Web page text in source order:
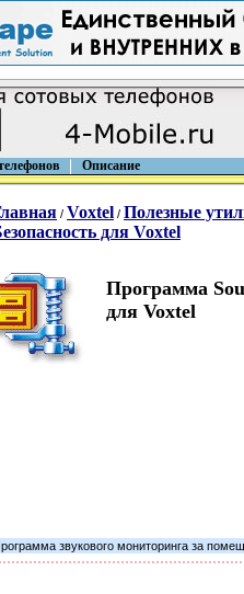
Описание
/ Voxtel / Полезные
для Voxtel
Программа
для Voxtel
звукового мониторинга за